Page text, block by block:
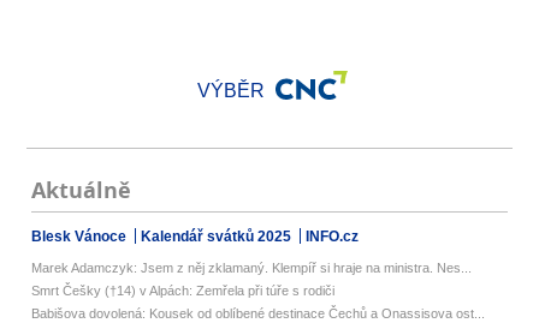
VÝBĚR
Aktuálně
Blesk Vánoce Kalendář svátků 2025 INFO.cz
Marek Adamczyk: Jsem z něj zklamaný. Klempíř si hraje na ministra. Nes...
Smrt Češky (†14) v Alpách: Zemřela při túře s rodiči
Babišova dovolená: Kousek od oblíbené destinace Čechů a Onassisova ost...